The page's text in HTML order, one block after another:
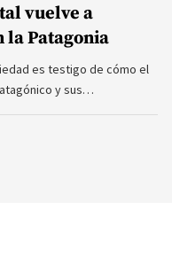
vuelve a
la Patagonia
es testigo de cómo el
y sus…